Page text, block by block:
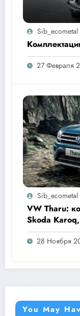
Sib_ecometal
27 Февраля
Sib_ecometal
VW Tharu:
Skoda
кросса
28 Ноября
You May